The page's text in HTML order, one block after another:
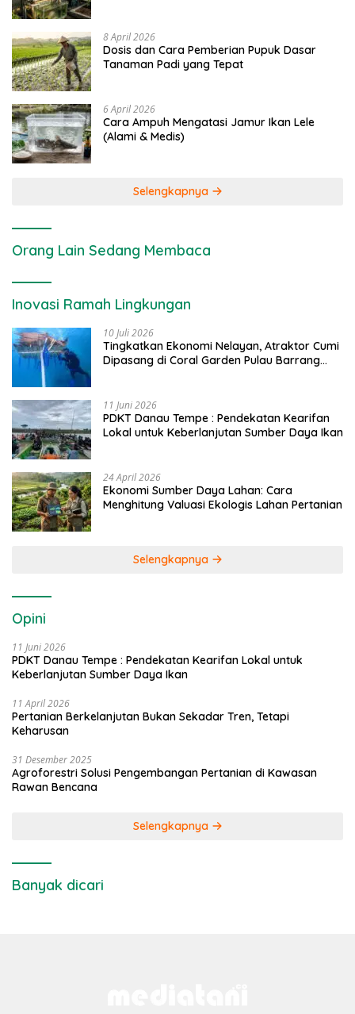
8 April 2026
Dosis dan Cara Pemberian Pupuk Dasar
Tanaman Padi yang Tepat
6 April 2026
Cara Ampuh Mengatasi Jamur Ikan Lele
(Alami & Medis)
Selengkapnya
Orang Lain Sedang Membaca
Inovasi Ramah Lingkungan
10 Juli 2026
Tingkatkan Ekonomi Nelayan, Atraktor Cumi
Dipasang di Coral Garden Pulau Barrang
11 Juni 2026
PDKT Danau Tempe : Pendekatan Kearifan
Lokal untuk Keberlanjutan Sumber Daya Ikan
24 April 2026
Ekonomi Sumber Daya Lahan: Cara
Menghitung Valuasi Ekologis Lahan Pertanian
Selengkapnya
Opini
11 Juni 2026
PDKT Danau Tempe : Pendekatan Kearifan Lokal untuk
Keberlanjutan Sumber Daya Ikan
11 April 2026
Pertanian Berkelanjutan Bukan Sekadar Tren, Tetapi
Keharusan
31 Desember 2025
Agroforestri Solusi Pengembangan Pertanian di Kawasan
Rawan Bencana
Selengkapnya
Banyak dicari